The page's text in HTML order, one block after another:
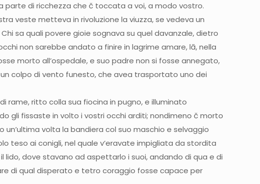
parte di ricchezza che č toccata a voi, a modo vostro.
veste metteva in rivoluzione la viuzza, se vedeva un
sa quali povere gioie sognava su quel davanzale, dietro
non sarebbe andato a finire in lagrime amare, lā, nella
morto all’ospedale, e suo padre non si fosse annegato,
colpo di vento funesto, che avea trasportato uno dei
rame, ritto colla sua fiocina in pugno, e illuminato
gli fissaste in volto i vostri occhi arditi; nondimeno č morto
volta la bandiera col suo maschio e selvaggio
teso ai conigli, nel quale v’eravate impigliata da stordita
lido, dove stavano ad aspettarlo i suoi, andando di qua e di
di qual disperato e tetro coraggio fosse capace per